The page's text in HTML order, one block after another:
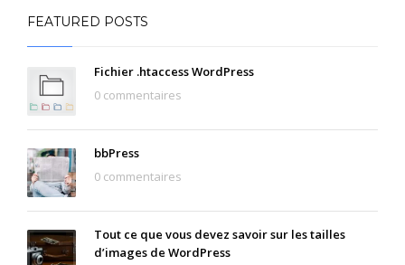
FEATURED POSTS
Fichier .htaccess WordPress
0 commentaires
bbPress
0 commentaires
Tout ce que vous devez savoir sur les tailles
d’images de WordPress